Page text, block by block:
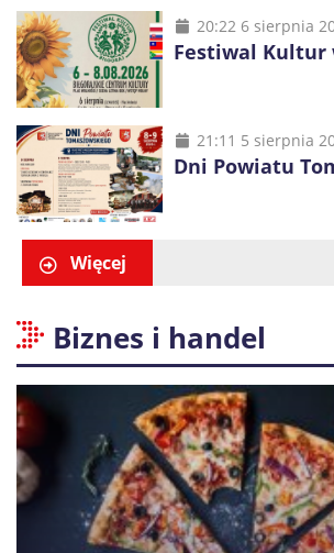
20:22 6 sierpnia
Festiwal Kultur
21:11 5 sierpnia
Dni Powiatu
Więcej
Biznes i handel